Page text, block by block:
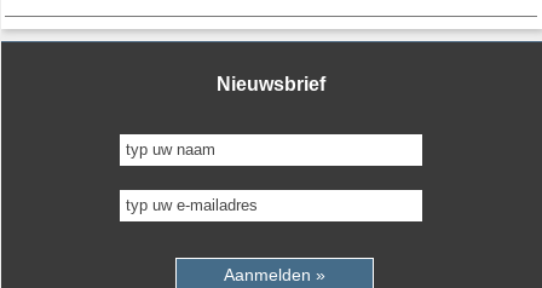
Nieuwsbrief
Aanmelden »